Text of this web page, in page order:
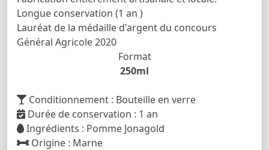
Longue conservation (1 an )
Lauréat de la médaille d'argent du concours
Général Agricole 2020
Format
250ml
Conditionnement : Bouteille en verre
Durée de conservation : 1 an
Ingrédients : Pomme Jonagold
Origine : Marne